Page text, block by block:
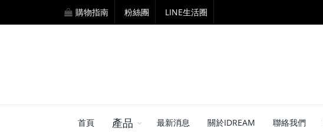
購物指南 粉絲團 LINE生活圈
首頁 產品 最新消息 關於IDREAM 聯絡我們